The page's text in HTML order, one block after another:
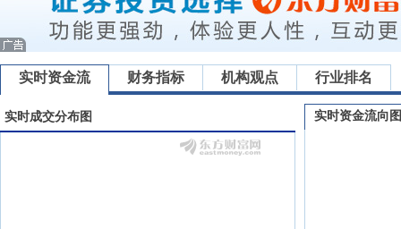
实时资金流 财务指标 机构观点 行业排名
实时成交分布图 实时资金流向图